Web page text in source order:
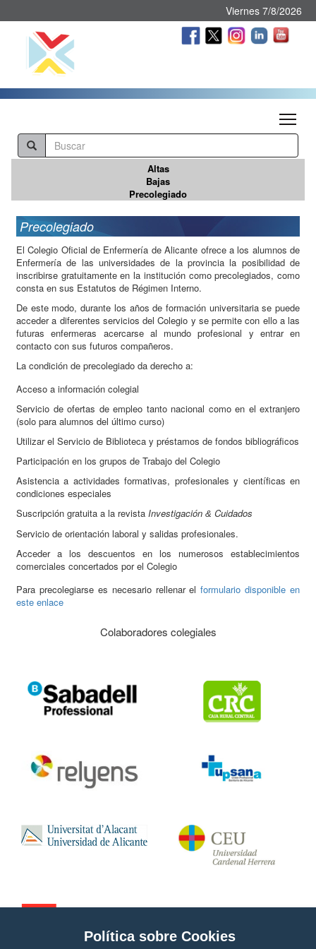
Política sobre Cookies
Viernes 7/8/2026
Altas
Bajas
Precolegiado
Precolegiado
El Colegio Oficial de Enfermería de Alicante ofrece a los alumnos de
Enfermería de las universidades de la provincia la posibilidad de
inscribirse gratuitamente en la institución como precolegiados, como
consta en sus Estatutos de Régimen Interno.
De este modo, durante los años de formación universitaria se puede
acceder a diferentes servicios del Colegio y se permite con ello a las
futuras enfermeras acercarse al mundo profesional y entrar en
contacto con sus futuros compañeros.
La condición de precolegiado da derecho a:
Acceso a información colegial
Servicio de ofertas de empleo tanto nacional como en el extranjero
(solo para alumnos del último curso)
Utilizar el Servicio de Biblioteca y préstamos de fondos bibliográficos
Participación en los grupos de Trabajo del Colegio
Asistencia a actividades formativas, profesionales y científicas en
condiciones especiales
Suscripción gratuita a la revista Investigación & Cuidados
Servicio de orientación laboral y salidas profesionales.
Acceder a los descuentos en los numerosos establecimientos
comerciales concertados por el Colegio
Para precolegiarse es necesario rellenar elformulario disponible en
este enlace
Colaboradores colegiales